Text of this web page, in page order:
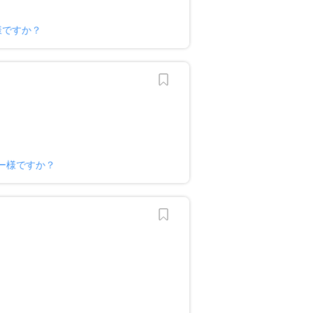
すか？
様ですか？